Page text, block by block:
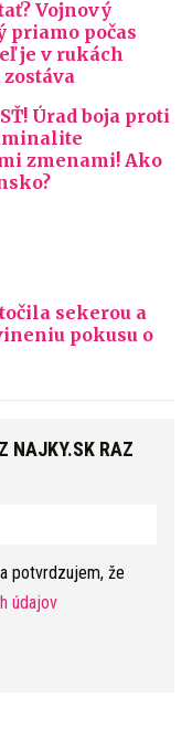
Vojnový
priamo počas
je v rukách
Úrad boja proti
zmenami! Ako
sekerou a
pokusu o
NAJKY.SK RAZ
a potvrdzujem, že
údajov